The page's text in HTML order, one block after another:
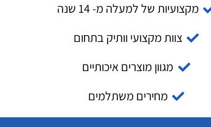
מקצועיות של למעלה מ- 14 שנה
צוות מקצועי וותיק בתחום
מגוון מוצרים איכותיים
מחירים משתלמים